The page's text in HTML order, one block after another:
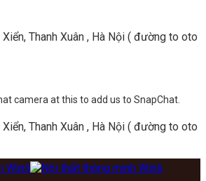
Thanh Xuân , Hà Nội ( đường to oto
camera at this to add us to SnapChat.
Thanh Xuân , Hà Nội ( đường to oto